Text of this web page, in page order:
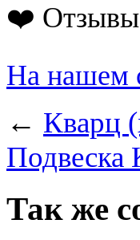
❤️ Отзывы
На нашем
← Кварц
Подвеска
Так же